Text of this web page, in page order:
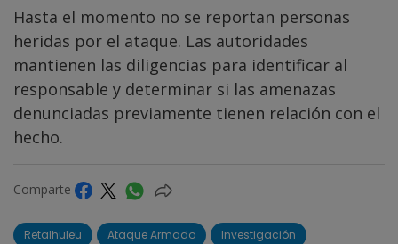
Hasta el momento no se reportan personas
heridas por el ataque. Las autoridades
mantienen las diligencias para identificar al
responsable y determinar si las amenazas
denunciadas previamente tienen relación con el
hecho.
Comparte
Retalhuleu Ataque Armado Investigación